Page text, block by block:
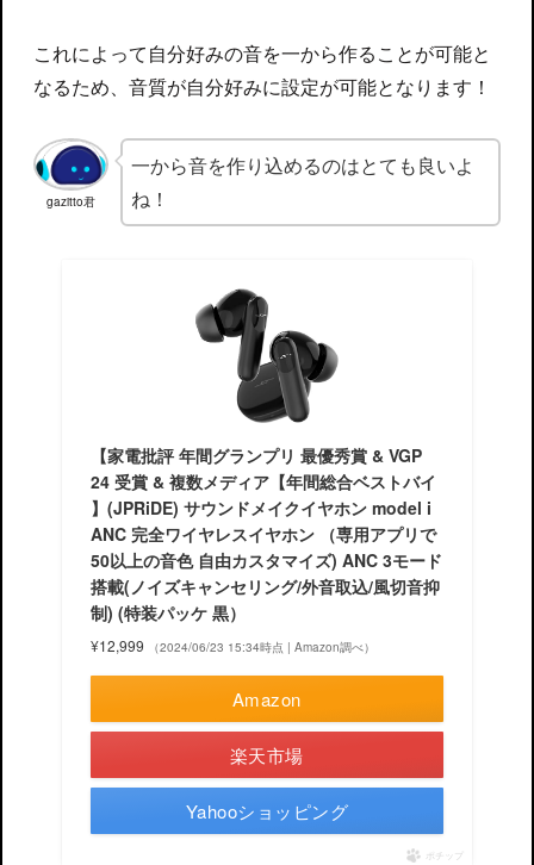
これによって自分好みの音を一から作ることが可能と
なるため、音質が自分好みに設定が可能となります！
gazitto君
一から音を作り込めるのはとても良いよ
ね！
【家電批評 年間グランプリ 最優秀賞 & VGP
24 受賞 & 複数メディア【年間総合ベストバイ
】(JPRiDE) サウンドメイクイヤホン model i
ANC 完全ワイヤレスイヤホン （専用アプリで
50以上の音色 自由カスタマイズ) ANC 3モード
搭載(ノイズキャンセリング/外音取込/風切音抑
制) (特装パッケ 黒）
¥12,999 （2024/06/23 15:34時点 | Amazon調べ）
Amazon
楽天市場
Yahooショッピング
ポチップ